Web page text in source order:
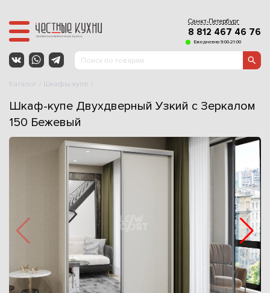
Санкт-Петербург
8 812 467 46 76
Ежедневно 9:00-21:00
Каталог Шкафы-купе
Шкаф-купе Двухдверный Узкий с Зеркалом
150 Бежевый